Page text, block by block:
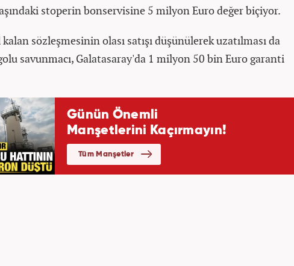
stoperin bonservisine 5 milyon Euro değer biçiyor.
sözleşmesinin olası satışı düşünülerek uzatılması da
savunmacı, Galatasaray'da 1 milyon 50 bin Euro garanti